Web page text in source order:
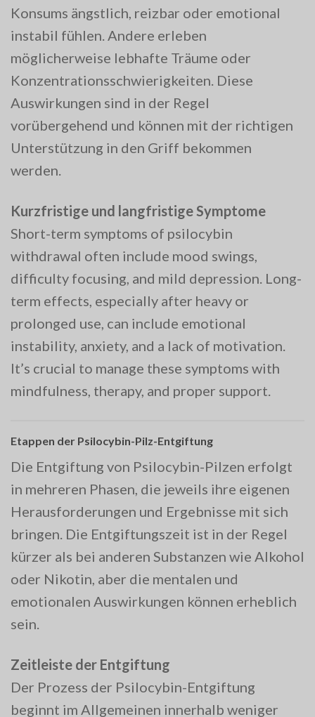
Konsums ängstlich, reizbar oder emotional
instabil fühlen. Andere erleben
möglicherweise lebhafte Träume oder
Konzentrationsschwierigkeiten. Diese
Auswirkungen sind in der Regel
vorübergehend und können mit der richtigen
Unterstützung in den Griff bekommen
werden.
Kurzfristige und langfristige Symptome
Short-term symptoms of psilocybin
withdrawal often include mood swings,
difficulty focusing, and mild depression. Long-
term effects, especially after heavy or
prolonged use, can include emotional
instability, anxiety, and a lack of motivation.
It’s crucial to manage these symptoms with
mindfulness, therapy, and proper support.
Etappen der Psilocybin-Pilz-Entgiftung
Die Entgiftung von Psilocybin-Pilzen erfolgt
in mehreren Phasen, die jeweils ihre eigenen
Herausforderungen und Ergebnisse mit sich
bringen. Die Entgiftungszeit ist in der Regel
kürzer als bei anderen Substanzen wie Alkohol
oder Nikotin, aber die mentalen und
emotionalen Auswirkungen können erheblich
sein.
Zeitleiste der Entgiftung
Der Prozess der Psilocybin-Entgiftung
beginnt im Allgemeinen innerhalb weniger